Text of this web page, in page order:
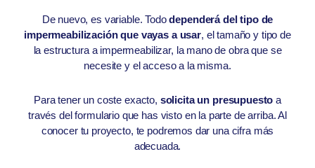
De nuevo, es variable. Tododependerá del tipo de
impermeabilización que vayas a usar, el tamaño y tipo de
la estructura a impermeabilizar, la mano de obra que se
necesite y el acceso a la misma.
Para tener un coste exacto, solicita un presupuestoa
través del formulario que has visto en la parte de arriba. Al
conocer tu proyecto, te podremos dar una cifra más
adecuada.